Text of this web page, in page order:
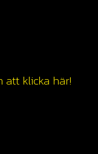
att klicka här!